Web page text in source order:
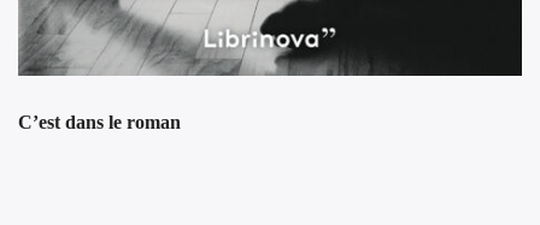
C’est dans le roman